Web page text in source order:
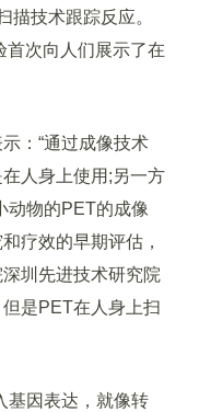
技术跟踪反应。
首次向人们展示了在
：“通过成像技术
人身上使用;另一方
动物的PET的成像
疗效的早期评估，
圳先进技术研究院
是PET在人身上扫
因表达，就像转